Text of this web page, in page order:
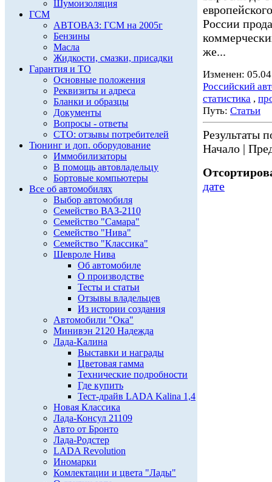
Шумоизоляция
ГСМ
АВТОВАЗ: ГСМ на 2005г
Бензины
Масла
Жидкости, смазки, присадки
Гарантия и ТО
Основные положения
Реквизиты и адреса
Бланки и образцы
Документы
Вопросы - ответы
СТО: отзывы потребителей
Тюнинг и доп. оборудование
Иммобилизаторы
В помощь автовладельцу
Бортовые компьютеры
Все об автомобилях
Выбор автомобиля
Семейство ВАЗ-2110
Семейство "Самара"
Семейство "Нива"
Семейство "Классика"
Шевроле Нива
Об автомобиле
О производстве
Тесты и статьи
Отзывы владельцев
Из истории создания
Автомобили "Ока"
Минивэн 2120 Надежда
Лада-Калина
Выставки и награды
Цветовая гамма
Технические подробности
Где купить
Тест-драйв LADA Kalina 1,4
Новая Классика
Лада-Консул 21109
Авто от Бронто
Лада-Родстер
LADA Revolution
Иномарки
Комлектации и цвета "Лады"
России
же...
Изменен:
Российский
статистика ,
Путь: Статьи
Результаты
Начало |
дате